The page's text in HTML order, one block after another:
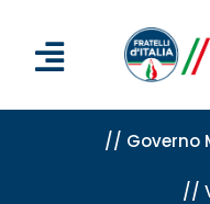
// Governo
//